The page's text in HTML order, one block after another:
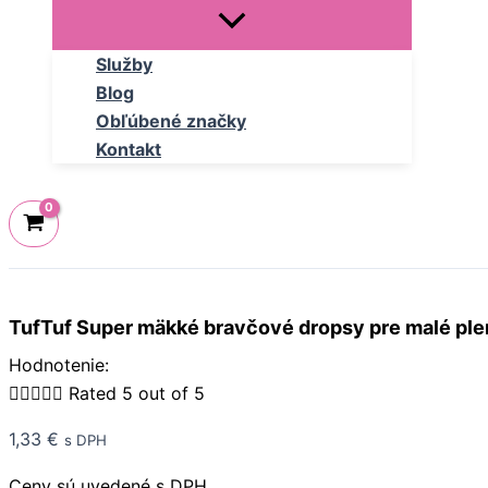
Služby
Blog
Obľúbené značky
Kontakt
TufTuf Super mäkké bravčové dropsy pre malé
Hodnotenie:
 Rated 5 out of 5
1,33 € s DPH